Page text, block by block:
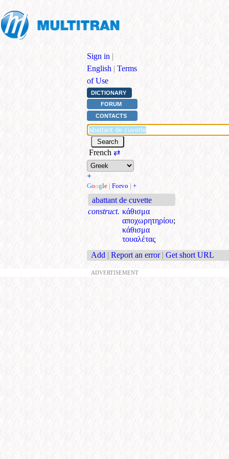
Sign in |
English | Terms
of Use
DICTIONARY
FORUM
CONTACTS
French ⇄
+
Google | Forvo | +
abattant de cuvette
construct. κάθισμα
αποχωρητηρίου;
κάθισμα
τουαλέτας
Add | Report an error | Get short URL
ADVERTISEMENT